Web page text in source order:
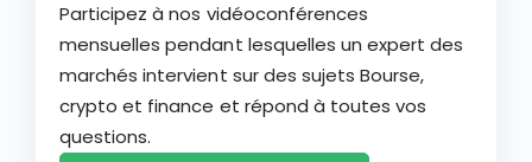
Participez à nos vidéoconférences
mensuelles pendant lesquelles un expert des
marchés intervient sur des sujets Bourse,
crypto et finance et répond à toutes vos
questions.